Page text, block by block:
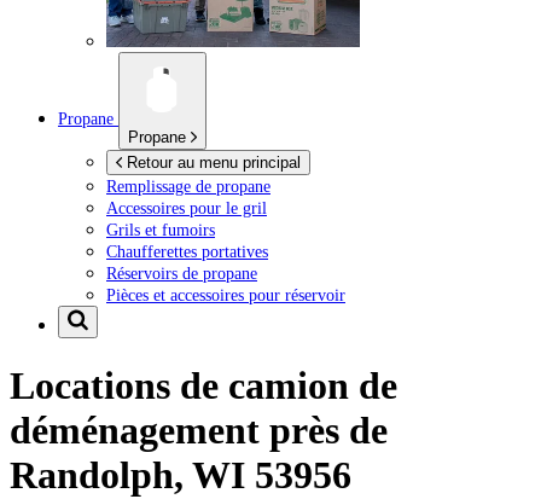
Propane
Propane
Retour au menu principal
Remplissage de propane
Accessoires pour le gril
Grils et fumoirs
Chaufferettes portatives
Réservoirs de propane
Pièces et accessoires pour réservoir
Locations de camion de
déménagement près de
Randolph, WI 53956